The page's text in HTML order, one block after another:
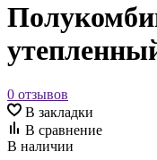
0 отзывов
В закладки
В сравнение
В наличии